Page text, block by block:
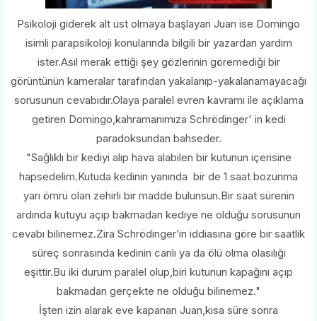
Psikoloji giderek alt üst olmaya başlayan Juan ise Domingo
isimli parapsikoloji konularında bilgili bir yazardan yardım
ister.Asıl merak ettiği şey gözlerinin göremediği bir
görüntünün kameralar tarafından yakalanıp-yakalanamayacağı
sorusunun cevabıdır.Olaya paralel evren kavramı ile açıklama
getiren Domingo,kahramanımıza Schrödinger' in kedi
paradoksundan bahseder.
"Sağlıklı bir kediyi alıp hava alabilen bir kutunun içerisine
hapsedelim.Kutuda kedinin yanında bir de 1 saat bozunma
yarı ömrü olan zehirli bir madde bulunsun.Bir saat sürenin
ardında kutuyu açıp bakmadan kediye ne olduğu sorusunun
cevabı bilinemez.Zira Schrödinger’in iddiasına göre bir saatlik
süreç sonrasında kedinin canlı ya da ölü olma olasılığı
eşittir.Bu iki durum paralel olup,biri kutunun kapağını açıp
bakmadan gerçekte ne olduğu bilinemez."
İşten izin alarak eve kapanan Juan,kısa süre sonra